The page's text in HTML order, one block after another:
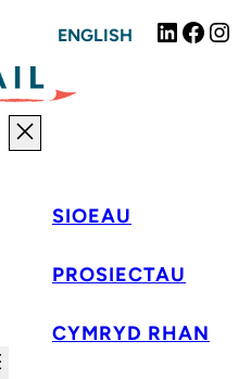
ENGLISH
SIOEAU
PROSIECTAU
CYMRYD RHAN